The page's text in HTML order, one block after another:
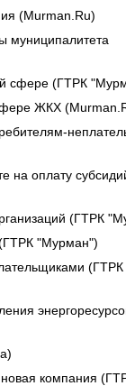
(Murman.Ru)
муниципалитета
сфере (ГТРК
ЖКХ
на оплату
(ГТРК
"Мурман")
(ГТРК
новая компания